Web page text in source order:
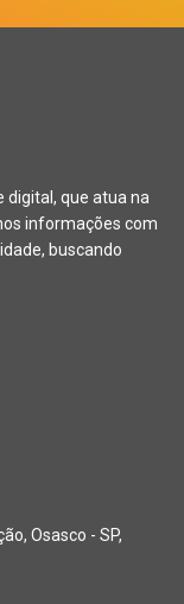
que atua na
informações com
buscando
Osasco - SP,